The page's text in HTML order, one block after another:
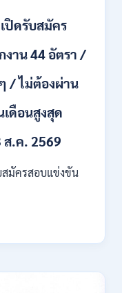
ปิดรับสมัคร
าน 44 อัตรา /
/ ไม่ต้องผ่าน
เดือนสูงสุด
ส.ค. 2569
สมัครสอบแข่งขัน